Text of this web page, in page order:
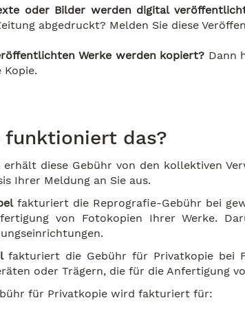
oder Bilder werden digital
abgedruckt? Melden Sie diese
Werke werden kopiert? Dann
Kopie.
funktioniert das?
erhält diese Gebühr von den kollektiven
Ihrer Meldung an Sie aus.
fakturiert die Reprografie-Gebühr bei
von Fotokopien Ihrer Werke.
fakturiert die Gebühr für Privatkopie bei
oder Trägern, die für die Anfertigung
für Privatkopie wird fakturiert für: